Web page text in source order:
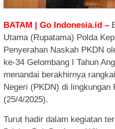
BATAM | Go Indonesia.id –
Utama (Rupatama) Polda
Penyerahan Naskah PKDN
ke-34 Gelombang I Tahun
menandai berakhirnya
Negeri (PKDN) di lingkungan
(25/4/2025).
Turut hadir dalam kegiatan